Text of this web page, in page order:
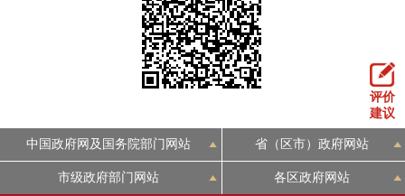
评价
建议
中国政府网及国务院部门网站 省（区市）政府网站
市级政府部门网站 各区政府网站